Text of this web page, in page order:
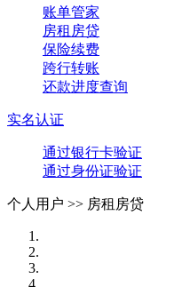
账单管家
房租房贷
保险续费
跨行转账
还款进度查询
实名认证
通过银行卡验证
通过身份证验证
个人用户 >> 房租房贷